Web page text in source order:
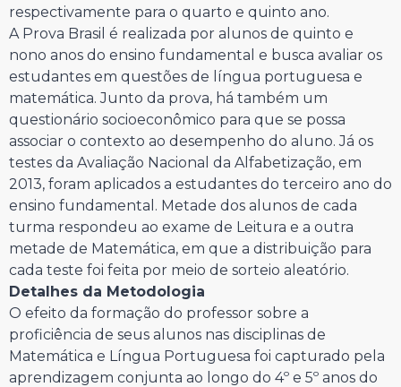
respectivamente para o quarto e quinto ano.
A Prova Brasil é realizada por alunos de quinto e
nono anos do ensino fundamental e busca avaliar os
estudantes em questões de língua portuguesa e
matemática. Junto da prova, há também um
questionário socioeconômico para que se possa
associar o contexto ao desempenho do aluno. Já os
testes da Avaliação Nacional da Alfabetização, em
2013, foram aplicados a estudantes do terceiro ano do
ensino fundamental. Metade dos alunos de cada
turma respondeu ao exame de Leitura e a outra
metade de Matemática, em que a distribuição para
cada teste foi feita por meio de sorteio aleatório.
Detalhes da Metodologia
O efeito da formação do professor sobre a
proficiência de seus alunos nas disciplinas de
Matemática e Língua Portuguesa foi capturado pela
aprendizagem conjunta ao longo do 4º e 5º anos do